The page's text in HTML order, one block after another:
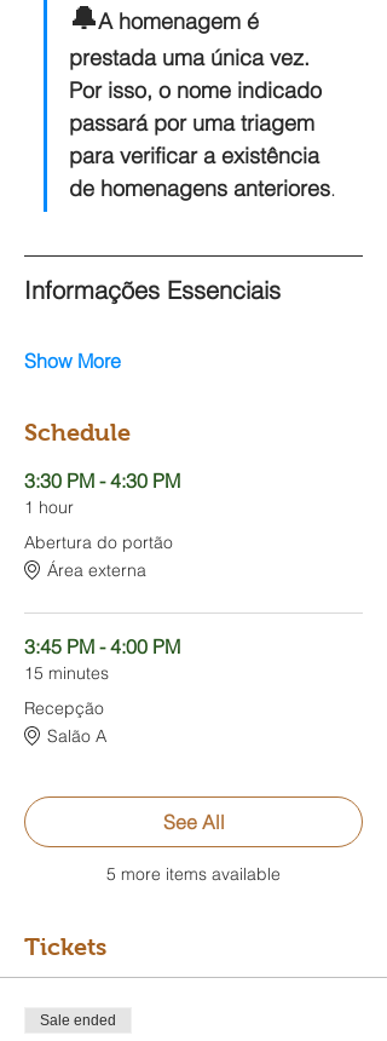
🔔A homenagem é
prestada uma única vez.
Por isso, o nome indicado
passará por uma triagem
para verificar a existência
de homenagens anteriores.
Informações Essenciais
Show More
Schedule
3:30 PM - 4:30 PM
1 hour
Abertura do portão
Área externa
3:45 PM - 4:00 PM
15 minutes
Recepção
Salão A
5 more items available
See All
Tickets
Sale ended